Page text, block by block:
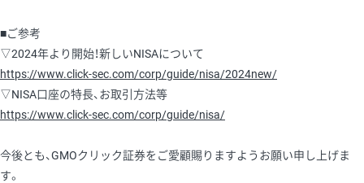
■ご参考
▽2024年より開始！新しいNISAについて
https://www.click-sec.com/corp/guide/nisa/2024new/
▽NISA口座の特長、お取引方法等
https://www.click-sec.com/corp/guide/nisa/
今後とも、GMOクリック証券をご愛顧賜りますようお願い申し上げま
す。